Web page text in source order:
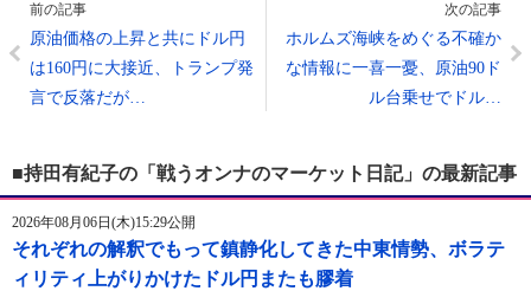
前の記事
原油価格の上昇と共にドル円
は160円に大接近、トランプ発
言で反落だが…
次の記事
ホルムズ海峡をめぐる不確か
な情報に一喜一憂、原油90ド
ル台乗せでドル…
■持田有紀子の「戦うオンナのマーケット日記」の最新記事
2026年08月06日(木)15:29公開
それぞれの解釈でもって鎮静化してきた中東情勢、ボラテ
ィリティ上がりかけたドル円またも膠着